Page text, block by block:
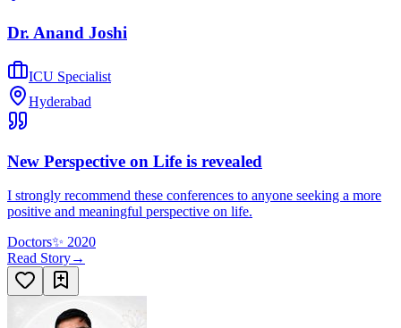
Dr. Anand Joshi
ICU Specialist
Hyderabad
New Perspective on Life is revealed
I strongly recommend these conferences to anyone seeking a more
positive and meaningful perspective on life.
Doctors✨ 2020
Read Story→